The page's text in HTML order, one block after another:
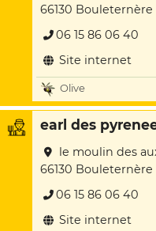
66130 Bouleternère
06 15 86 06 40
Site internet
Olive
earl des
le moulin des
66130 Bouleternère
06 15 86 06 40
Site internet